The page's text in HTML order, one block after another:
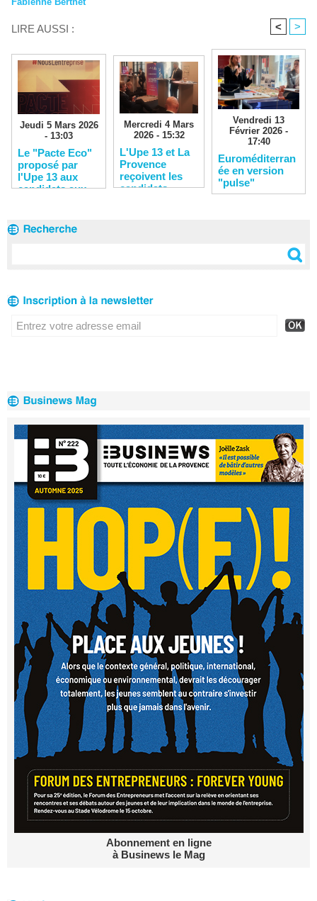
LIRE AUSSI : < >
Jeudi 5 Mars 2026
- 13:03
Le "Pacte Eco"
proposé par
l'Upe 13 aux
candidats aux
Mercredi 4 Mars
2026 - 15:32
L'Upe 13 et La
Provence
reçoivent les
candidats
Vendredi 13
Février 2026 -
17:40
Euroméditerran
ée en version
"pulse"
Abonnement en ligne
à Businews le Mag